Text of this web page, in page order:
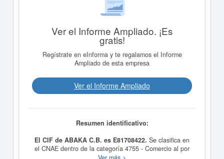
Ver el Informe Ampliado. ¡Es
gratis!
Regístrate en eInforma y te regalamos el Informe
Ampliado de esta empresa
Ver el Informe Ampliado
Resumen identificativo:
El CIF de ABAKA C.B. es E81708422. Se clasifica en
el CNAE dentro de la categoría 4755 - Comercio al por
menor de muebles, aparatos de iluminación, vajilla y